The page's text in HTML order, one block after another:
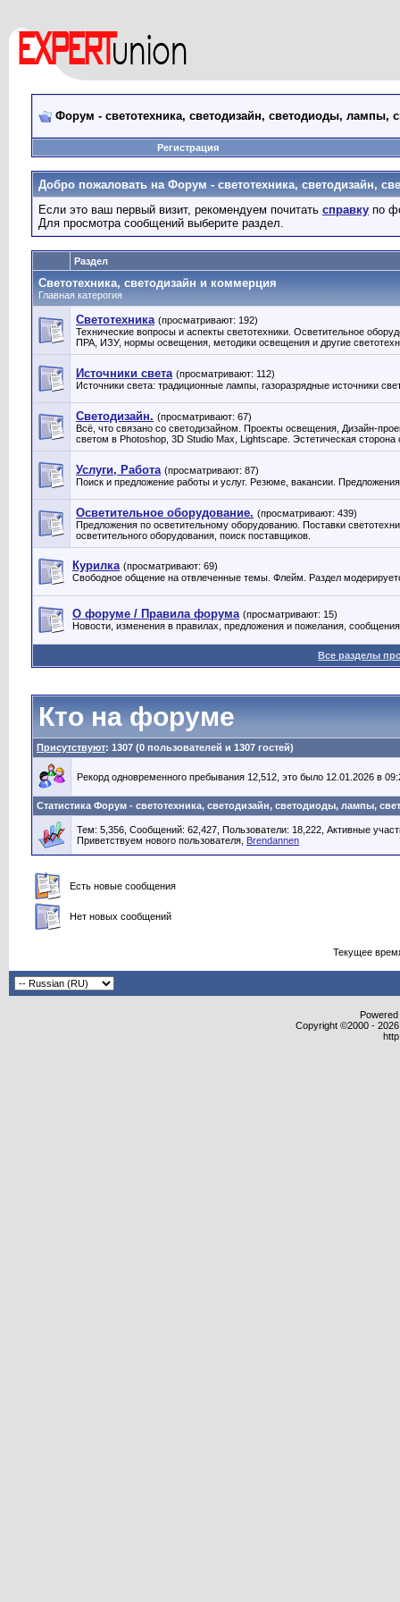
Форум - светотехника, светодизайн, светодиоды, лампы,
Регистрация
Добро пожаловать на Форум - светотехника, светодизайн,
Если это ваш первый визит, рекомендуем почитать справку по
Для просмотра сообщений выберите раздел.
Раздел
Светотехника, светодизайн и коммерция
Главная катерогия
Светотехника (просматривают: 192)
Технические вопросы и аспекты светотехники. Осветительное
ПРА, ИЗУ, нормы освещения, методики освещения и другие
Источники света (просматривают: 112)
Источники света: традиционные лампы, газоразрядные источники
Светодизайн. (просматривают: 67)
Всё, что связано со светодизайном. Проекты освещения, Дизайн-
светом в Photoshop, 3D Studio Max, Lightscape. Эстетическая сторона
Услуги, Работа (просматривают: 87)
Поиск и предложение работы и услуг. Резюме, вакансии.
Осветительное оборудование. (просматривают: 439)
Предложения по осветительному оборудованию. Поставки
осветительного оборудования, поиск поставщиков.
Курилка (просматривают: 69)
Свободное общение на отвлеченные темы. Флейм. Раздел
О форуме / Правила форума (просматривают: 15)
Новости, изменения в правилах, предложения и пожелания,
Все разделы
Кто на форуме
Присутствуют: 1307 (0 пользователей и 1307 гостей)
Рекорд одновременного пребывания 12,512, это было 12.01.2026 в
Статистика Форум - светотехника, светодизайн, светодиоды, лампы,
Тем: 5,356, Сообщений: 62,427, Пользователи: 18,222, Активные
Приветствуем нового пользователя, Brendannen
Есть новые сообщения
Нет новых сообщений
Текущее
Copyright ©2000 -